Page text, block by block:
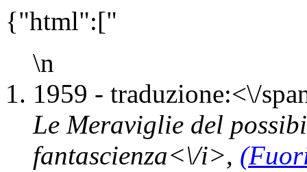
{"html":["
\n
1959 - traduzione:<\/
Le Meraviglie del
fantascienza<\/i>,